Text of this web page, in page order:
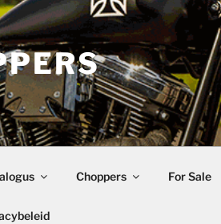
Choppers For Sale